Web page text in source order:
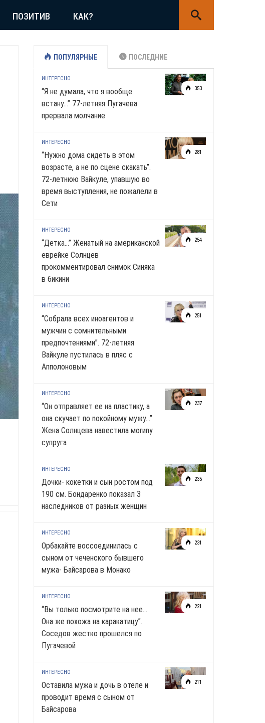
ПОЗИТИВ КАК?
ПОПУЛЯРНЫЕ ПОСЛЕДНИЕ
353
ИНТЕРЕСНО
“Я не думала, что я вообще
встану…” 77-летняя Пугачева
прервала молчание
281
ИНТЕРЕСНО
“Нужно дома сидеть в этом
возрасте, а не по сцене скакать”.
72-летнюю Вайкуле, упавшую во
время выступления, не пожалели в
Сети
254
ИНТЕРЕСНО
“Детка…” Женатый на американской
еврейке Солнцев
прокомментировал снимок Синяка
в 6икини
251
ИНТЕРЕСНО
“Собрала всех иноагентов и
мужчин с сомнительными
предпочтениями”. 72-летняя
Вайкуле пустилась в пляс с
Апполоновым
237
ИНТЕРЕСНО
“Он отправляет ее на пластику, а
она скучает по noкoйномy мужу…”
Жена Солнцева навестила моrиnу
супруга
235
ИНТЕРЕСНО
Дочки- кокетки и сын ростом под
190 см. Бондаренко показал 3
наследников от разных женщин
231
ИНТЕРЕСНО
Орбакайте воссоединилась с
сыном от чеченского бывшего
мужа- Байсарова в Монако
221
ИНТЕРЕСНО
“Вы только посмотрите на нее…
Она же похожа на каракатицу”.
Соседов жестко прошелся по
Пугачевой
211
ИНТЕРЕСНО
Оставила мужа и дочь в отеле и
проводит время с сыном от
Байсарова